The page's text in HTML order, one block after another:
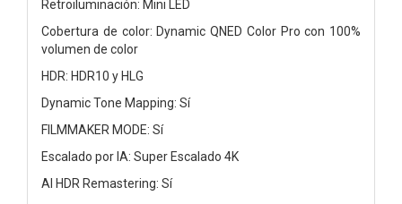
Retroiluminación: Mini LED
Cobertura de color: Dynamic QNED Color Pro con 100%
volumen de color
HDR: HDR10 y HLG
Dynamic Tone Mapping: Sí
FILMMAKER MODE: Sí
Escalado por IA: Super Escalado 4K
AI HDR Remastering: Sí